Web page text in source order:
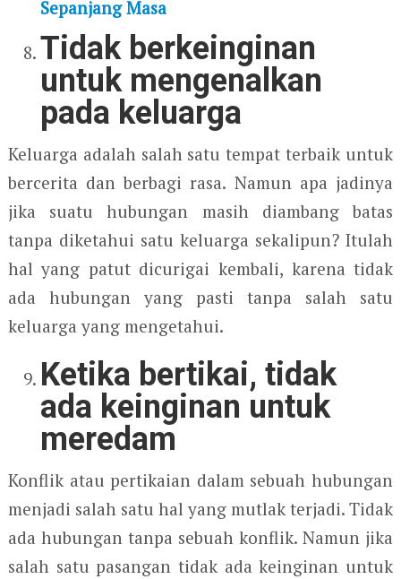
Sepanjang Masa
Tidak berkeinginan
untuk mengenalkan
pada keluarga
Keluarga adalah salah satu tempat terbaik untuk
bercerita dan berbagi rasa. Namun apa jadinya
jika suatu hubungan masih diambang batas
tanpa diketahui satu keluarga sekalipun? Itulah
hal yang patut dicurigai kembali, karena tidak
ada hubungan yang pasti tanpa salah satu
keluarga yang mengetahui.
Ketika bertikai, tidak
ada keinginan untuk
meredam
Konflik atau pertikaian dalam sebuah hubungan
menjadi salah satu hal yang mutlak terjadi. Tidak
ada hubungan tanpa sebuah konflik. Namun jika
salah satu pasangan tidak ada keinginan untuk